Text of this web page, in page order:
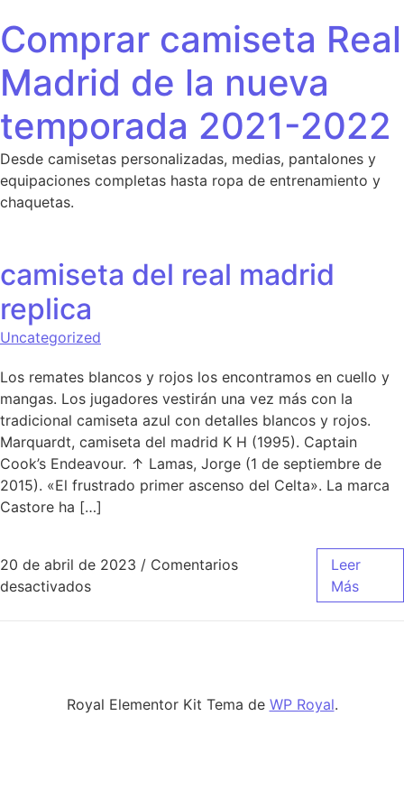
Comprar camiseta Real
Madrid de la nueva
temporada 2021-2022
Desde camisetas personalizadas, medias, pantalones y
equipaciones completas hasta ropa de entrenamiento y
chaquetas.
camiseta del real madrid
replica
Uncategorized
Los remates blancos y rojos los encontramos en cuello y
mangas. Los jugadores vestirán una vez más con la
tradicional camiseta azul con detalles blancos y rojos.
Marquardt, camiseta del madrid K H (1995). Captain
Cook’s Endeavour. ↑ Lamas, Jorge (1 de septiembre de
2015). «El frustrado primer ascenso del Celta». La marca
Castore ha […]
20 de abril de 2023 / Comentarios
desactivadosen camiseta del real madrid replica
Leer
Más
Royal Elementor Kit Tema de WP Royal.